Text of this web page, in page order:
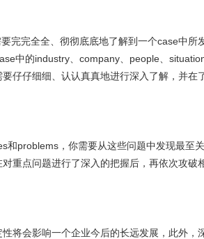
完完全全、彻彻底底地了解到一个case中所
中的industry、company、people、
仔仔细细、认认真真地进行深入了解，并在
和problems，你需要从这些问题中发现最至
重点问题进行了深入的把握后，再依次攻破
将会影响一个企业今后的长远发展，此外，